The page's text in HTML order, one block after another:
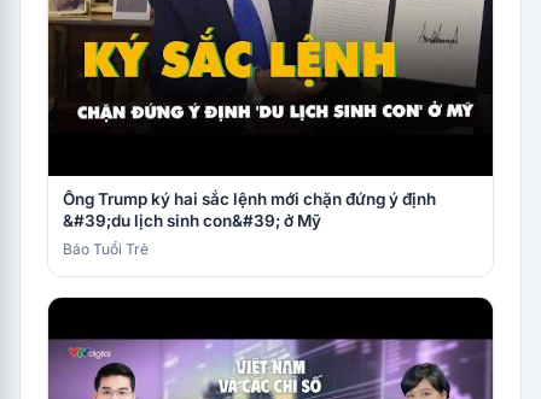
Ông Trump ký hai sắc lệnh mới chặn đứng ý định
&#39;du lịch sinh con&#39; ở Mỹ
Báo Tuổi Trẻ